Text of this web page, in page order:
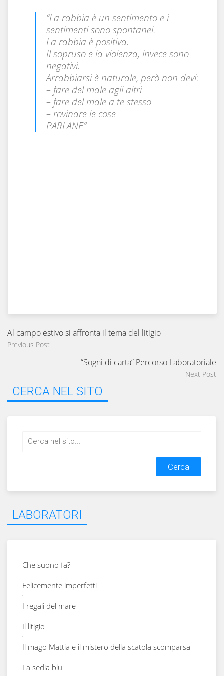
“La rabbia è un sentimento e i
sentimenti sono spontanei.
La rabbia è positiva.
Il sopruso e la violenza, invece sono
negativi.
Arrabbiarsi è naturale, però non devi:
– fare del male agli altri
– fare del male a te stesso
– rovinare le cose
PARLANE”
Al campo estivo si affronta il tema del litigio
Previous Post
“Sogni di carta” Percorso Laboratoriale
Next Post
CERCA NEL SITO
Search
LABORATORI
Che suono fa?
Felicemente imperfetti
I regali del mare
Il litigio
Il mago Mattia e il mistero della scatola scomparsa
La sedia blu